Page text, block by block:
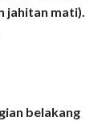
jahitan mati).
belakang